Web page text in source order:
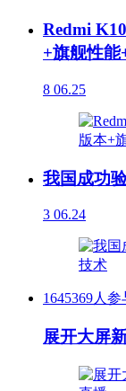
Redmi
+旗舰性能
8 06.25
我国成功
3 06.24
1645369人参
展开大屏